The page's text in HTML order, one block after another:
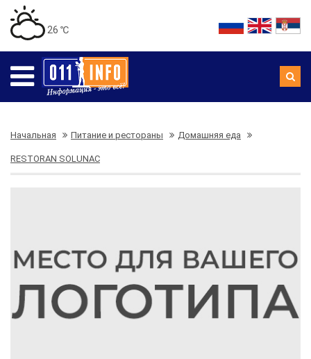
26 ℃
Начальная Питание и рестораны Домашняя еда
RESTORAN SOLUNAC